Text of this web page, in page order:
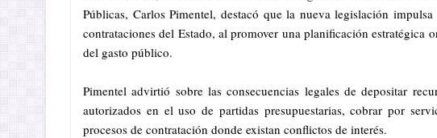
Públicas, Carlos Pimentel, destacó que la nueva legislación
contrataciones del Estado, al promover una planificación
del gasto público.
Pimentel advirtió sobre las consecuencias legales de depositar
autorizados en el uso de partidas presupuestarias, cobrar por
procesos de contratación donde existan conflictos de interés.